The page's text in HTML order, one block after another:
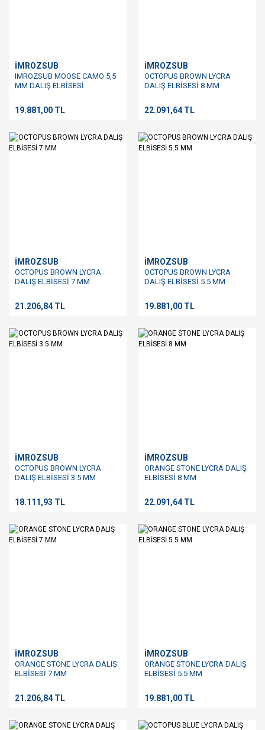
İMROZSUB
IMROZSUB MOOSE CAMO 5,5
MM DALIŞ ELBİSESİ
19.881,00 TL
İMROZSUB
OCTOPUS BROWN LYCRA
DALIŞ ELBİSESİ 8 MM
22.091,64 TL
İMROZSUB
OCTOPUS BROWN LYCRA
DALIŞ ELBİSESİ 7 MM
21.206,84 TL
İMROZSUB
OCTOPUS BROWN LYCRA
DALIŞ ELBİSESİ 5.5 MM
19.881,00 TL
İMROZSUB
OCTOPUS BROWN LYCRA
DALIŞ ELBİSESİ 3.5 MM
18.111,93 TL
İMROZSUB
ORANGE STONE LYCRA DALIŞ
ELBİSESİ 8 MM
22.091,64 TL
İMROZSUB
ORANGE STONE LYCRA DALIŞ
ELBİSESİ 7 MM
21.206,84 TL
İMROZSUB
ORANGE STONE LYCRA DALIŞ
ELBİSESİ 5.5 MM
19.881,00 TL